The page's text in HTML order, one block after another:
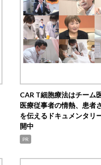
CAR T細胞療法はチーム
医療従事者の情熱、患者
を伝えるドキュメンタリ
開中
PR